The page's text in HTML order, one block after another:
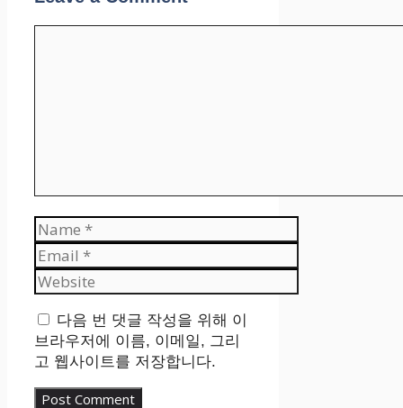
Name
Email
Website
다음 번 댓글 작성을 위해 이
브라우저에 이름, 이메일, 그리
고 웹사이트를 저장합니다.